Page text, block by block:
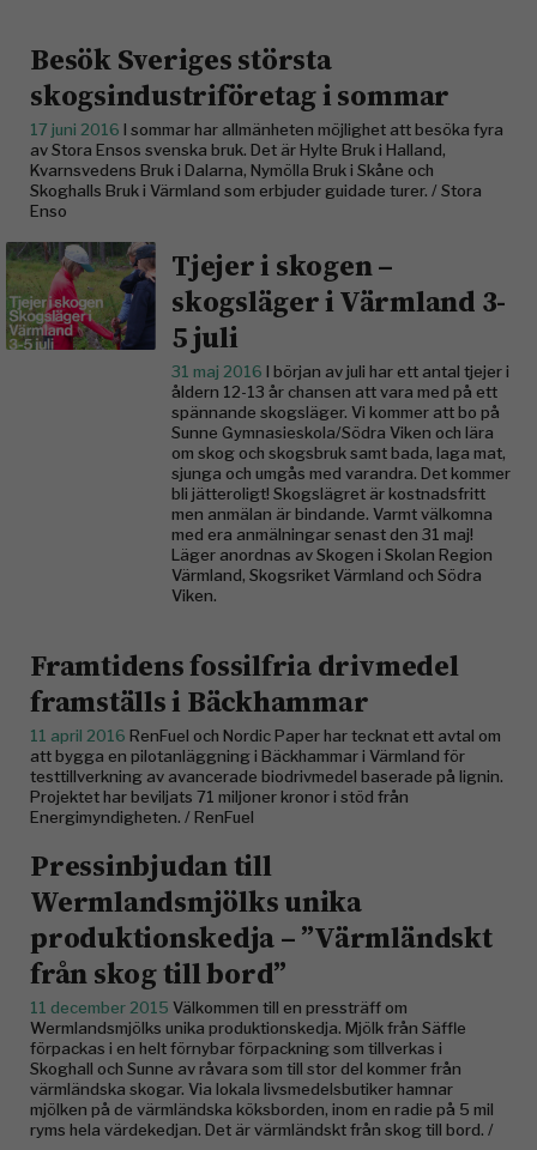
Besök Sveriges största
skogsindustriföretag i sommar
17 juni 2016 I sommar har allmänheten möjlighet att besöka fyra
av Stora Ensos svenska bruk. Det är Hylte Bruk i Halland,
Kvarnsvedens Bruk i Dalarna, Nymölla Bruk i Skåne och
Skoghalls Bruk i Värmland som erbjuder guidade turer. / Stora
Enso
Tjejer i skogen –
skogsläger i Värmland 3-
5 juli
31 maj 2016 I början av juli har ett antal tjejer i
åldern 12-13 år chansen att vara med på ett
spännande skogsläger. Vi kommer att bo på
Sunne Gymnasieskola/Södra Viken och lära
om skog och skogsbruk samt bada, laga mat,
sjunga och umgås med varandra. Det kommer
bli jätteroligt! Skogslägret är kostnadsfritt
men anmälan är bindande. Varmt välkomna
med era anmälningar senast den 31 maj!
Läger anordnas av Skogen i Skolan Region
Värmland, Skogsriket Värmland och Södra
Viken.
Framtidens fossilfria drivmedel
framställs i Bäckhammar
11 april 2016 RenFuel och Nordic Paper har tecknat ett avtal om
att bygga en pilotanläggning i Bäckhammar i Värmland för
testtillverkning av avancerade biodrivmedel baserade på lignin.
Projektet har beviljats 71 miljoner kronor i stöd från
Energimyndigheten. / RenFuel
Pressinbjudan till
Wermlandsmjölks unika
produktionskedja – ”Värmländskt
från skog till bord”
11 december 2015 Välkommen till en pressträff om
Wermlandsmjölks unika produktionskedja. Mjölk från Säffle
förpackas i en helt förnybar förpackning som tillverkas i
Skoghall och Sunne av råvara som till stor del kommer från
värmländska skogar. Via lokala livsmedelsbutiker hamnar
mjölken på de värmländska köksborden, inom en radie på 5 mil
ryms hela värdekedjan. Det är värmländskt från skog till bord. /